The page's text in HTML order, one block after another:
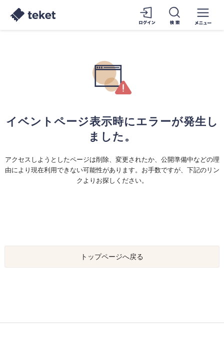
イベントページ表示時にエラーが発生し
ました。
アクセスしようとしたページは削除、変更されたか、公開準備中などの理
由により現在利用できない可能性があります。お手数ですが、下記のリン
クよりお探しください。
トップページへ戻る